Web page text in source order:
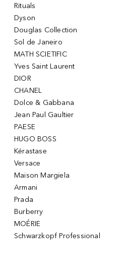
Rituals
Dyson
Douglas Collection
Sol de Janeiro
MATH SCIETIFIC
Yves Saint Laurent
DIOR
CHANEL
Dolce & Gabbana
Jean Paul Gaultier
PAESE
HUGO BOSS
Kérastase
Versace
Maison Margiela
Armani
Prada
Burberry
MOÉRIE
Schwarzkopf Professional